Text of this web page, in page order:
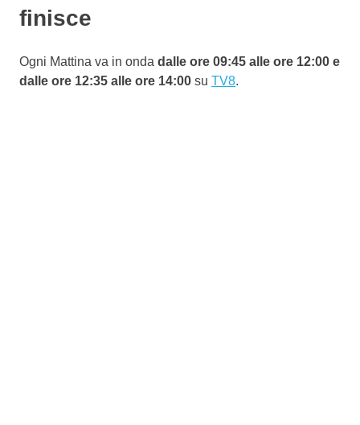
finisce
Ogni Mattina va in onda dalle ore 09:45 alle ore 12:00 e
dalle ore 12:35 alle ore 14:00 su TV8.